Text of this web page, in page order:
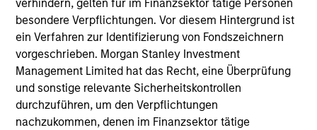
verhindern, gelten für im Finanzsektor tätige Personen
besondere Verpflichtungen. Vor diesem Hintergrund ist
ein Verfahren zur Identifizierung von Fondszeichnern
vorgeschrieben. Morgan Stanley Investment
Management Limited hat das Recht, eine Überprüfung
und sonstige relevante Sicherheitskontrollen
durchzuführen, um den Verpflichtungen
nachzukommen, denen im Finanzsektor tätige